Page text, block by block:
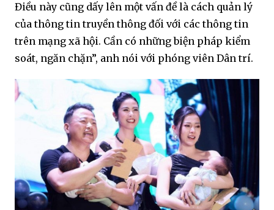
Điều này cũng dấy lên một vấn đề là cách quản lý
của thông tin truyền thông đối với các thông tin
trên mạng xã hội. Cần có những biện pháp kiểm
soát, ngăn chặn”, anh nói với phóng viên Dân trí.